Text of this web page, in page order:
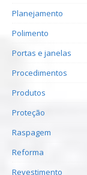
Planejamento
Polimento
Portas e janelas
Procedimentos
Produtos
Proteção
Raspagem
Reforma
Revestimento